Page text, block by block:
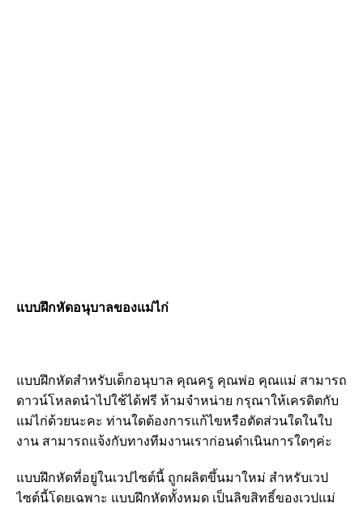
แบบฝึกหัดอนุบาลของแม่ไก่
แบบฝึกหัดสำหรับเด็กอนุบาล คุณครู คุณพ่อ คุณแม่ สามารถ
ดาวน์โหลดนำไปใช้ได้ฟรี ห้ามจำหน่าย กรุณาให้เครดิตกับ
แม่ไก่ด้วยนะคะ ท่านใดต้องการแก้ไขหรือตัดส่วนใดในใบ
งาน สามารถแจ้งกับทางทีมงานเราก่อนดำเนินการใดๆค่ะ
แบบฝึกหัดที่อยู่ในเวปไซต์นี้ ถูกผลิตขึ้นมาใหม่ สำหรับเวป
ไซต์นี้โดยเฉพาะ แบบฝึกหัดทั้งหมด เป็นลิขสิทธิ์ของเวปแม่